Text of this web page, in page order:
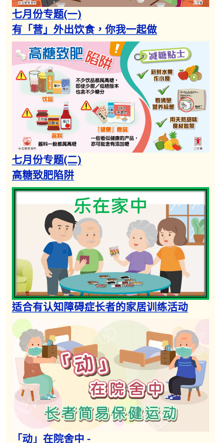
因应服务调整，由2023年12月18日（星期
一）起，长者健康中心只会于每周指定日
子，提供诊症服务（只限会员）以及疫苗接
种服务。详情请参阅「重要消息」。
七月份专题(一)
有「营」外出饮食，你我一起做​
七月份专题(二)
高糖致肥陷阱​
适合有认知障碍症长者的家居训练活动
「动」在院舍中 -